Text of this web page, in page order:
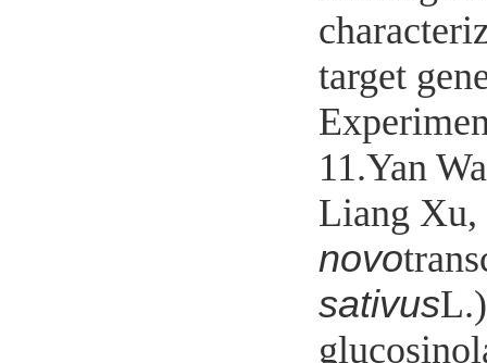
target
11.Yan
Liang
novo
sativus